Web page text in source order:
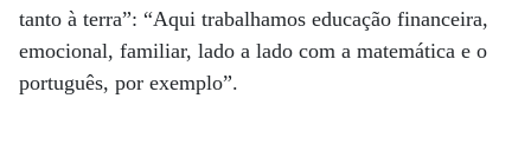
tanto à terra”: “Aqui trabalhamos educação financeira,
emocional, familiar, lado a lado com a matemática e o
português, por exemplo”.